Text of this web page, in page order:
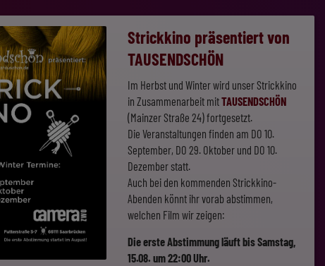
Strickkino präsentiert von
TAUSENDSCHÖN
Im Herbst und Winter wird unser Strickkino
in Zusammenarbeit mitTAUSENDSCHÖN
(Mainzer Straße 24) fortgesetzt.
Die Veranstaltungen finden am DO 10.
September, DO 29. Oktober und DO 10.
Dezember statt.
Auch bei den kommenden Strickkino-
Abenden könnt ihr vorab abstimmen,
welchen Film wir zeigen:
Die erste Abstimmung läuft bis Samstag,
15.08. um 22:00 Uhr.